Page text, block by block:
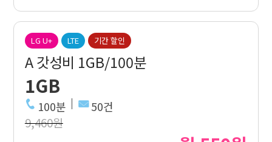
LG U+ LTE 기간 할인
A 갓성비 1GB/100분
1GB
100분 50건
9,460원